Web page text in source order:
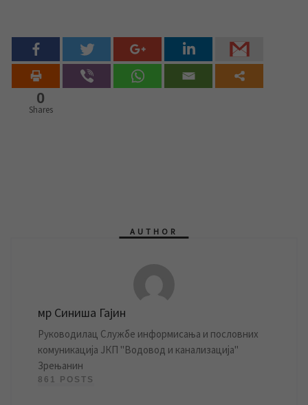
0
Shares
AUTHOR
мр Синиша Гајин
Руководилац Службе информисања и пословних
комуникација ЈКП "Водовод и канализација"
Зрењанин
861 POSTS